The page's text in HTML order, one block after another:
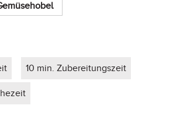
10 min. Zubereitungszeit